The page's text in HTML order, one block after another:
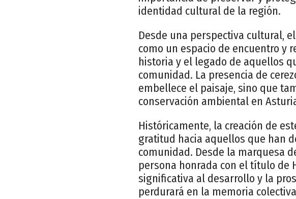
identidad cultural de la región.
Desde una perspectiva cultural,
como un espacio de encuentro y
historia y el legado de aquellos
comunidad. La presencia de
embellece el paisaje, sino que
conservación ambiental en
Históricamente, la creación de
gratitud hacia aquellos que han
comunidad. Desde la marquesa
persona honrada con el título de
significativa al desarrollo y la
perdurará en la memoria